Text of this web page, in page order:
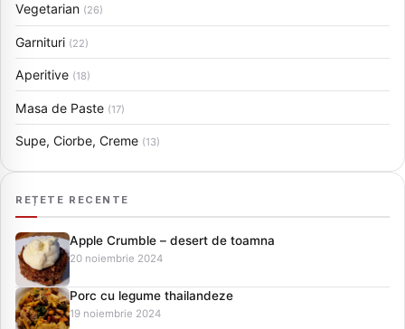
Vegetarian (26)
Garnituri (22)
Aperitive (18)
Masa de Paste (17)
Supe, Ciorbe, Creme (13)
REȚETE RECENTE
Apple Crumble – desert de toamna
20 noiembrie 2024
Porc cu legume thailandeze
19 noiembrie 2024